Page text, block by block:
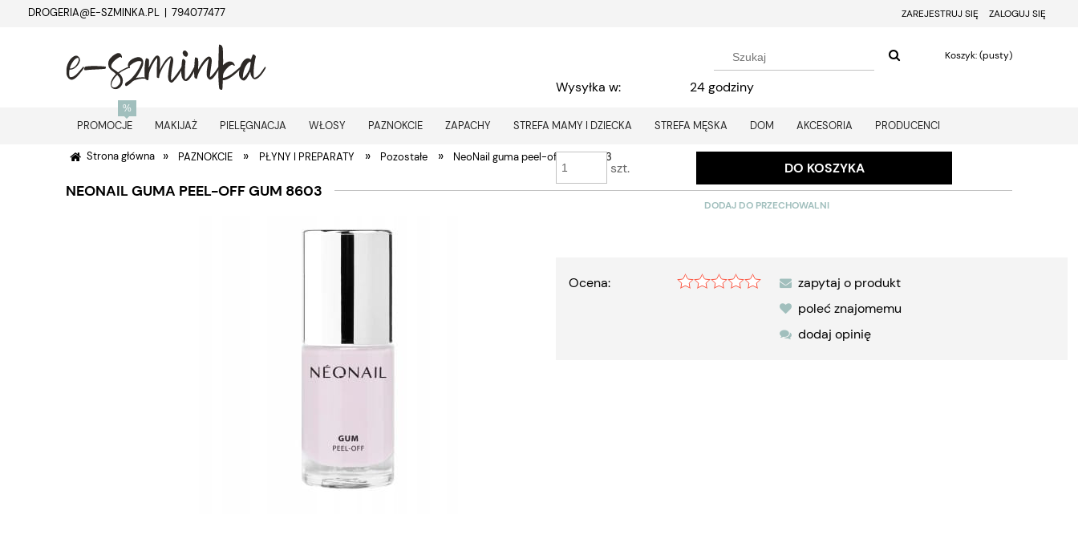
DROGERIA@E-SZMINKA.PL | 794077477 ZAREJESTRUJ SIĘ ZALOGUJ SIĘ
Koszyk:(pusty)
PROMOCJE MAKIJAŻ PIELĘGNACJA WŁOSY PAZNOKCIE ZAPACHY STREFA MAMY I DZIECKA STREFA MĘSKA DOM AKCESORIA PRODUCENCI
Strona główna » PAZNOKCIE » PŁYNY I PREPARATY » Pozostałe » NeoNail guma peel-off gum 8603
NEONAIL GUMA PEEL-OFF GUM 8603
Wysyłka w:
24 godziny
Cena:
19,90 zł
szt. DO KOSZYKA
DODAJ DO PRZECHOWALNI
Ocena:
zapytaj o produkt
poleć znajomemu
dodaj opinię